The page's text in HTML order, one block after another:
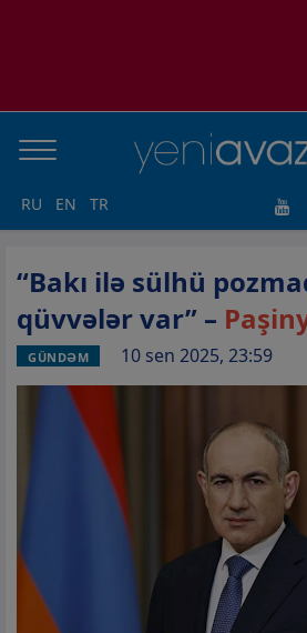
RU EN TR
“Bakı ilə sülhü
qüvvələr var” –
GÜNDƏM 10 sen 2025, 23:59